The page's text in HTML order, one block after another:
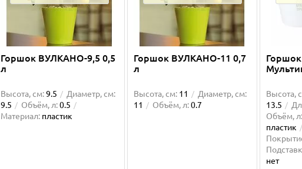
Горшок ВУЛКАНО-9,5 0,5
л
Высота, см:9.5
Диаметр, см:
9.5
Объём, л:0.5
Материал: пластик
Горшок ВУЛКАНО-11 0,7
л
Высота, см: 11
Диаметр, см:
11
Объём, л:0.7
Высота,
13.5
Объём, л:
пластик
нет